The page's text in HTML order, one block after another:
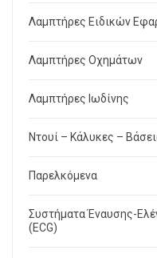
Λαμπτήρες Ειδικών
Λαμπτήρες Οχημάτων
Λαμπτήρες Ιωδίνης
Ντουί – Κάλυκες –
Παρελκόμενα
Συστήματα Έναυσης-
(ECG)